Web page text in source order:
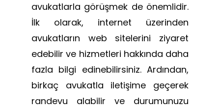
avukatlarla görüşmek de önemlidir.
İlk olarak, internet üzerinden
avukatların web sitelerini ziyaret
edebilir ve hizmetleri hakkında daha
fazla bilgi edinebilirsiniz. Ardından,
birkaç avukatla iletişime geçerek
randevu alabilir ve durumunuzu